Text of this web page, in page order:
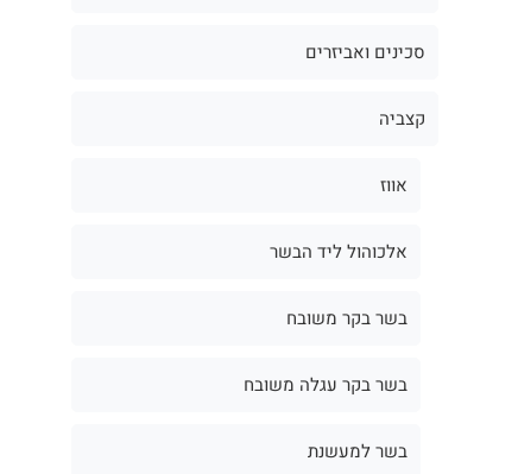
סכינים ואביזרים
קצביה
אווז
אלכוהול ליד הבשר
בשר בקר משובח
בשר בקר עגלה משובח
בשר למעשנת